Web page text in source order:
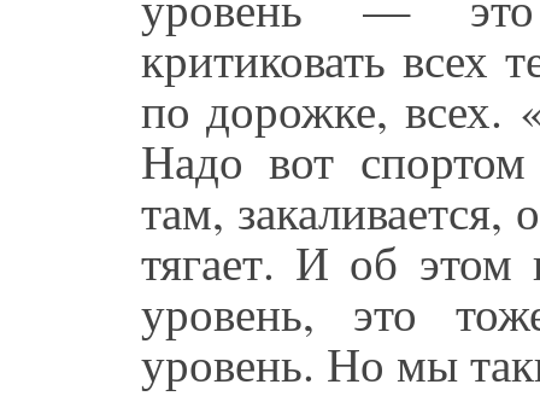
критиковать всех
по дорожке, всех.
Надо вот
там, закаливается,
тягает. И об этом
уровень, это
уровень. Но мы